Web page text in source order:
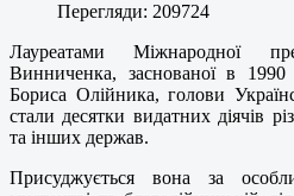
Перегляди: 209724
Лауреатами Міжнародної
Винниченка, заснованої в 1990
Бориса Олійника, голови
стали десятки видатних діячів
та інших держав.
Присуджується вона за